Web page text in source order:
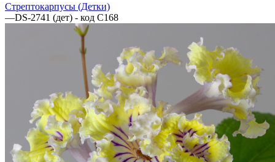
Стрептокарпусы (Детки)
—DS-2741 (дет) - код С168